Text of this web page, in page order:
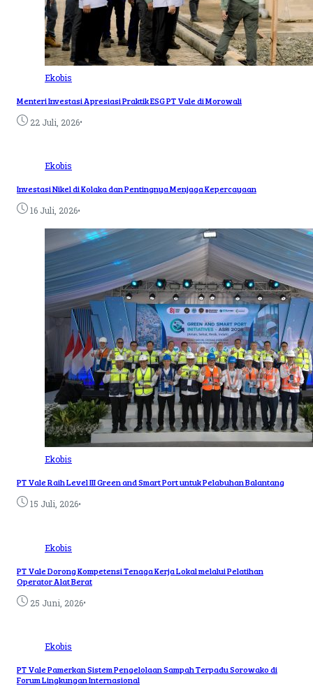
Ekobis
Menteri Investasi Apresiasi Praktik ESG PT Vale di Morowali
22 Juli, 2026•
Ekobis
Investasi Nikel di Kolaka dan Pentingnya Menjaga Kepercayaan
16 Juli, 2026•
Ekobis
PT Vale Raih Level III Green and Smart Port untuk Pelabuhan Balantang
15 Juli, 2026•
Ekobis
PT Vale Dorong Kompetensi Tenaga Kerja Lokal melalui Pelatihan
Operator Alat Berat
25 Juni, 2026•
Ekobis
PT Vale Pamerkan Sistem Pengelolaan Sampah Terpadu Sorowako di
Forum Lingkungan Internasional